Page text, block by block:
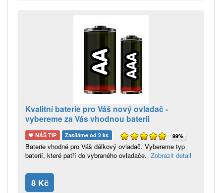
Kvalitní baterie pro Váš nový ovladač -
vybereme za Vás vhodnou baterii
NÁŠ TIP Zasíláme od 2 ks 99%
Baterie vhodné pro Váš dálkový ovladač. Vybereme typ
baterií, které patří do vybraného ovladače. Zobrazit detail
8 Kč